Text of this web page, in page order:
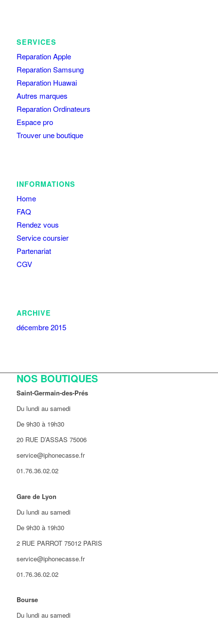
SERVICES
Reparation Apple
Reparation Samsung
Reparation Huawai
Autres marques
Reparation Ordinateurs
Espace pro
Trouver une boutique
INFORMATIONS
Home
FAQ
Rendez vous
Service coursier
Partenariat
CGV
ARCHIVE
décembre 2015
NOS BOUTIQUES
Saint-Germain-des-Prés
Du lundi au samedi
De 9h30 à 19h30
20 RUE D’ASSAS 75006
service@iphonecasse.fr
01.76.36.02.02
Gare de Lyon
Du lundi au samedi
De 9h30 à 19h30
2 RUE PARROT 75012 PARIS
service@iphonecasse.fr
01.76.36.02.02
Bourse
Du lundi au samedi